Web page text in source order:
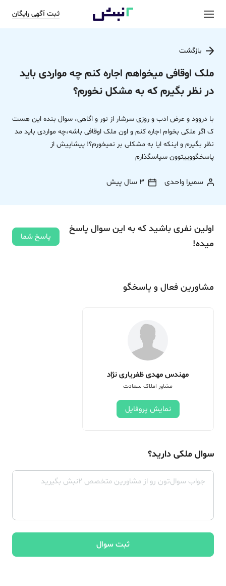
ثبت آگهی رایگان
بازگشت
ملک اوقافی میخواهم اجاره کنم چه مواردی باید
در نظر بگیرم که به مشکل نخورم؟
با دروود و عرض ادب و روزی سرشار از نور و اگاهی، سوال بنده این هست
ک اگر ملکی بخوام اجاره کنم و اون ملک اوقافی باشه،چه مواردی باید مد
نظر بگیرم و اینکه ایا به مشکلی بر نمیخورم؟! پیشاپیش از
پاسخگووییتوون سپاسگذارم
سمیرا واحدی 3 سال پیش
اولین نفری باشید که به این سوال پاسخ
میده!
پاسخ شما
مشاورین فعال و پاسخگو
مهندس مهدی ظفریاری نژاد
مشاور املاک سعادت
نمایش پروفایل
سوال ملکی دارید؟
ثبت سوال